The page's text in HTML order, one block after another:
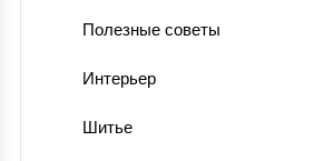
Полезные советы
Интерьер
Шитье